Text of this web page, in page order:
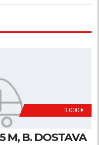
3.000 €
M, B. DOSTAVA